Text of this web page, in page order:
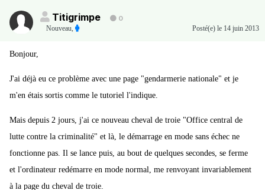
Titigrimpe
0
Nouveau, Posté(e) le 14 juin 2013
Bonjour,
J'ai déjà eu ce problème avec une page "gendarmerie nationale" et je
m'en étais sortis comme le tutoriel l'indique.
Mais depuis 2 jours, j'ai ce nouveau cheval de troie "Office central de
lutte contre la criminalité" et là, le démarrage en mode sans échec ne
fonctionne pas. Il se lance puis, au bout de quelques secondes, se ferme
et l'ordinateur redémarre en mode normal, me renvoyant invariablement
à la page du cheval de troie.